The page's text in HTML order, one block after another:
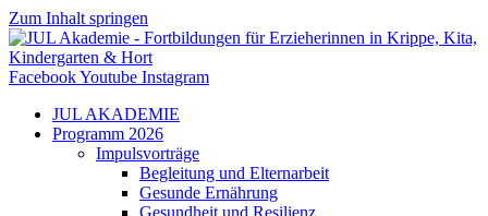
Zum Inhalt springen
FacebookYoutube Instagram
JUL AKADEMIE
Programm 2026
Impulsvorträge
Begleitung und Elternarbeit
Gesunde Ernährung
Gesundheit und Resilienz